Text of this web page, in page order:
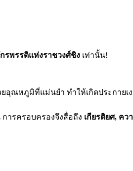
รพรรดิแห่งราชวงศ์ชิง เท่านั้น!
อุณหภูมิที่แม่นยำ ทำให้เกิดประกายเ
ารครอบครองจึงสื่อถึง เกียรติยศ, คว